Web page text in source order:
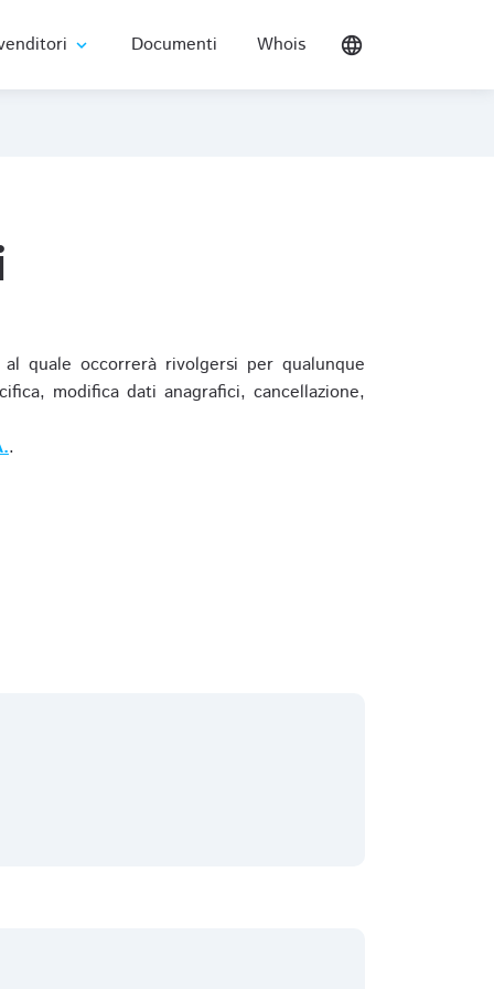
expand_more Documenti Whois language
quale occorrerà rivolgersi per qualunque
modifica dati anagrafici, cancellazione,
.